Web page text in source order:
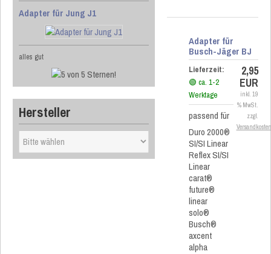
Adapter für Jung J1
alles gut
Hersteller
Adapter für
Busch-Jäger BJ
Lieferzeit:
🟢 ca. 1-2
Werktage
passend für
Duro 2000®
SI/SI Linear
Reflex SI/SI
Linear
carat®
future®
linear
solo®
Busch®
axcent
alpha
2,95
EUR
inkl. 19
% MwSt.
zzgl.
Versandkosten